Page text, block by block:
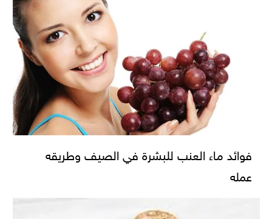
فوائد ماء العنب للبشرة في الصيف وطريقه
عمله